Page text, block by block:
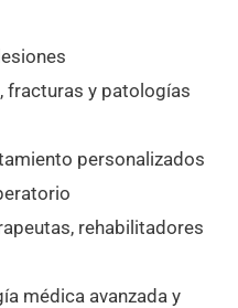
fracturas y patologías
personalizados
rehabilitadores
médica avanzada y